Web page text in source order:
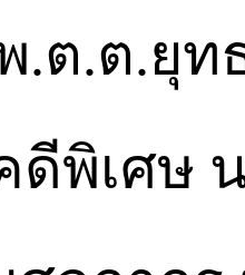
.ต.ต.ยุ
ดีพิเศษ